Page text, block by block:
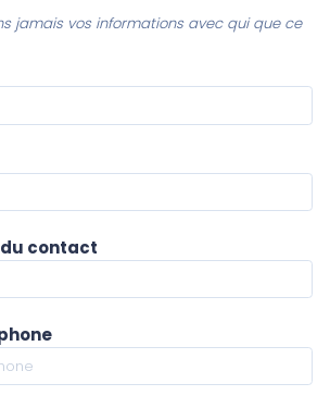
jamais vos informations avec qui que ce
contact